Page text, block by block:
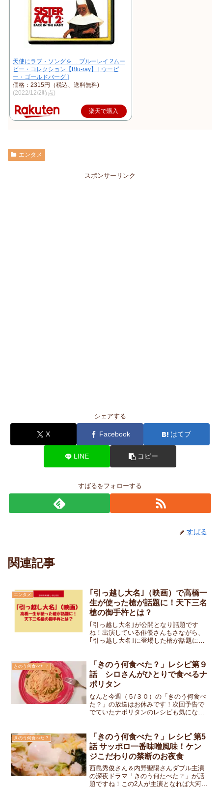
天使にラブ・ソングを… ブルーレイ 2ムー
ビー・コレクション【Blu-ray】 [ ウーピ
ー・ゴールドバーグ ]
価格：2315円（税込、送料無料)
(2022/12/2時点)
楽天で購入
エンタメ
スポンサーリンク
シェアする
X Facebook はてブ
LINE コピー
すばるをフォローする
すばる
関連記事
エンタメ
｢引っ越し大名｣（映画）で高橋一
生が使った槍が話題に！天下三名
槍の御手杵とは？
｢引っ越し大名｣が公開となり話題です
ね！出演している俳優さんもさながら、
｢引っ越し大名｣に登場した槍が話題にな
っていた槍は、どんな由来のある槍なの
でしょうか？｢引っ越し...
きのう何食べた？
「きのう何食べた？」レシピ第９
話 シロさんがひとりで食べるナ
ポリタン
なんと今週（５/３０）の「きのう何食べ
た？」の放送はお休みです！次回予告で
でていたナポリタンのレシピも気になり
てみました。
きのう何食べた？
「きのう何食べた？」レシピ 第5
話 サッポロ一番味噌風味！ケン
ジこだわりの禁断のお夜食
西島秀俊さん＆内野聖陽さんダブル主演
の深夜ドラマ「きのう何たべた？」が話
題ですね！この2人が主演となれば大河ド